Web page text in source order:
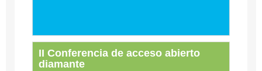
II Conferencia de acceso abierto
diamante